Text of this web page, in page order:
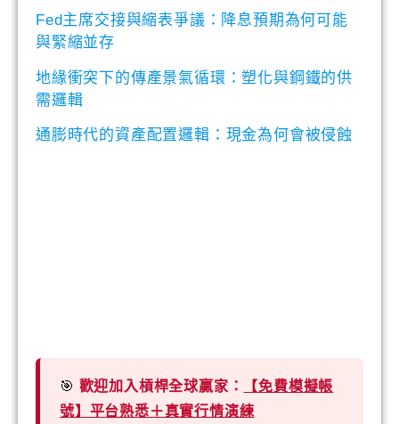
Fed主席交接與縮表爭議：降息預期為何可能
與緊縮並存
地緣衝突下的傳產景氣循環：塑化與鋼鐵的供
需邏輯
通膨時代的資產配置邏輯：現金為何會被侵蝕
🎯 歡迎加入槓桿全球贏家：
【免費模擬帳
號】平台熟悉＋真實行情演練